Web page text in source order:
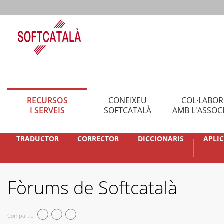
RECURSOS
I SERVEIS
CONEIXEU
SOFTCATALÀ
AMB
TRADUCTOR CORRECTOR DICCIONARIS
Fòrums de Softcatalà
Compartiu